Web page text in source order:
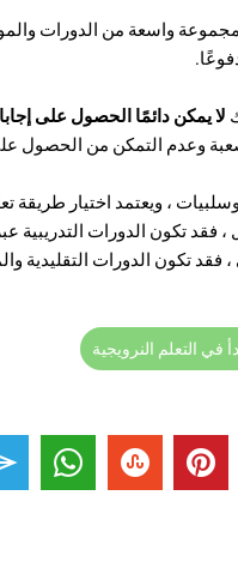
مجموعة واسعة من الدورات
لا يمكن دائمًا الحصول على
وعدم التمكن من الحصول
وسلبيات ، ويعتمد اختيار طريقة
فقد تكون الدورات التدريبية
تكون الدورات التقليدية
في التعلم النرويجية